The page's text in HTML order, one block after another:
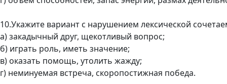
10.Укажите вариант с нарушением лексической
а) закадычный друг, щекотливый вопрос;
б) играть роль, иметь значение;
в) оказать помощь, утолить жажду;
г) неминуемая встреча, скоропостижная победа.